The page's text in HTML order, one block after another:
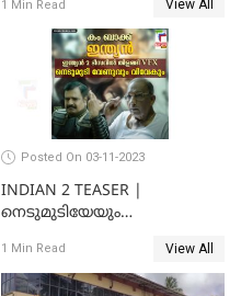
ഓര്‍ക്കകളുടെ സ്വഭാവരീതി
1 Min Read View All
Posted On 03-11-2023
INDIAN 2 TEASER |
നെടുമുടിയേയും
കാണാം; ഇന്ത്യൻ 2 ടീസർ
പുറത്ത്
1 Min Read View All